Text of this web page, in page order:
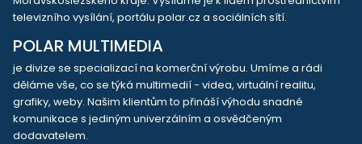
televizního vysílání, portálu polar.cz a sociálních sítí.
POLAR MULTIMEDIA
je divize se specializací na komerční výrobu. Umíme a rádi
děláme vše, co se týká multimedií - videa, virtuální realitu,
grafiky, weby. Našim klientům to přináší výhodu snadné
komunikace s jediným univerzálním a osvědčeným
dodavatelem.